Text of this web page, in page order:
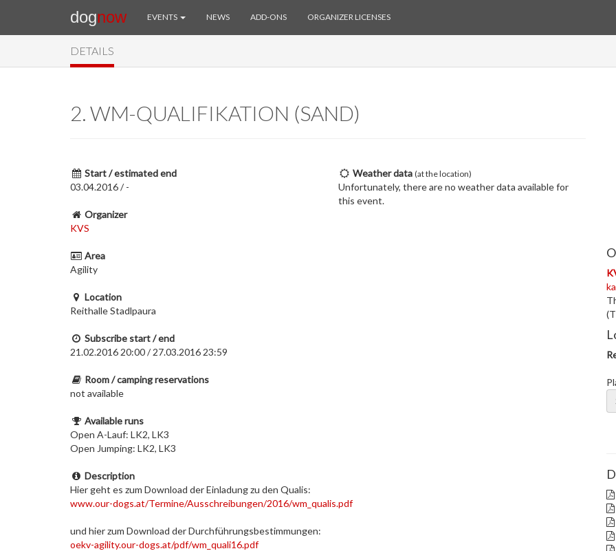
dognow EVENTS NEWS ADD-ONS ORGANIZER LICENSES
DETAILS
2. WM-QUALIFIKATION (SAND)
Start / estimated end
03.04.2016 / -
Organizer
KVS
Area
Agility
Location
Reithalle Stadlpaura
Subscribe start / end
21.02.2016 20:00 / 27.03.2016 23:59
Room / camping reservations
not available
Available runs
Open A-Lauf: LK2, LK3
Open Jumping: LK2, LK3
Weather data (at the location)
Unfortunately, there are no weather data available for
this event.
Description
Hier geht es zum Download der Einladung zu den Qualis:
www.our-dogs.at/Termine/Ausschreibungen/2016/wm_qualis.pdf
und hier zum Download der Durchführungsbestimmungen:
oekv-agility.our-dogs.at/pdf/wm_quali16.pdf